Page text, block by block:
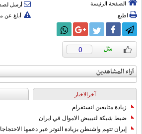
الصفحة الرئيسة
أرسل
اطبع
أبلغ عن
0
آراء المشاهدين
آخرالاخبار
زيادة متابعين انستقرام
ضبط شبكة لتبييض الاموال في ايران
إيران تتهم واشنطن بزيادة التوتر عبر دعمها